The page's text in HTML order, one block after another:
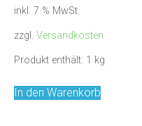
inkl. 7 % MwSt.
zzgl.Versandkosten
Produkt enthält: 1 kg
In den Warenkorb